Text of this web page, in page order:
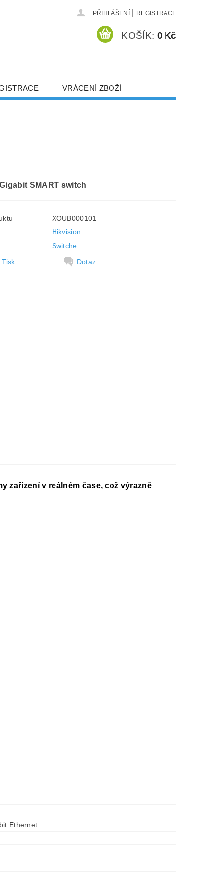
PŘIHLÁŠENÍ REGISTRACE
KOŠÍK: 0 Kč
VRÁCENÍ ZBOŽÍ
SMART switch
XOUB000101
Hikvision
Switche
Tisk
Dotaz
zařízení v reálném čase, což výrazně
Ethernet